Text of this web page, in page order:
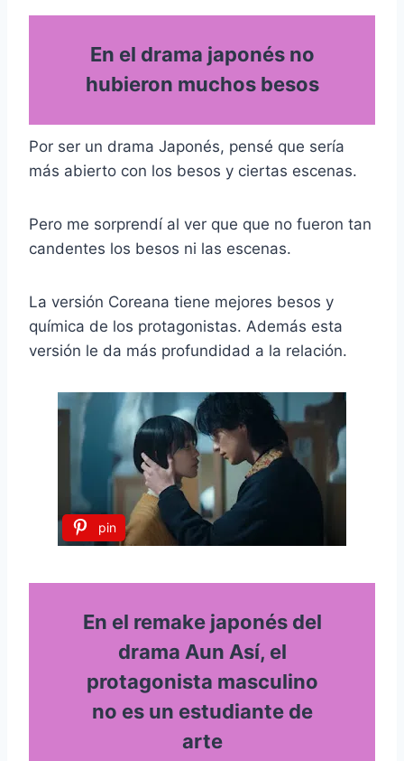
En el drama japonés no
hubieron muchos besos
Por ser un drama Japonés, pensé que sería
más abierto con los besos y ciertas escenas.
Pero me sorprendí al ver que que no fueron tan
candentes los besos ni las escenas.
La versión Coreana tiene mejores besos y
química de los protagonistas. Además esta
versión le da más profundidad a la relación.
pin
En el remake japonés del
drama Aun Así, el
protagonista masculino
no es un estudiante de
arte